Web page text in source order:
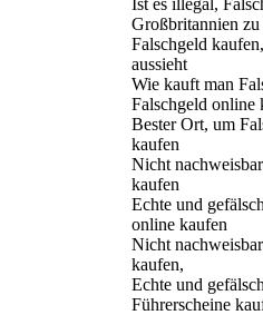
Großbritannien zu
Falschgeld
aussieht
Wie kauft man
Falschgeld online
Bester Ort, um
kaufen
Nicht
kaufen
Echte und
online kaufen
Nicht
kaufen,
Echte und
Führerscheine